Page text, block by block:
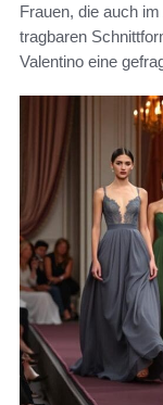
Frauen, die auch
tragbaren
Valentino eine